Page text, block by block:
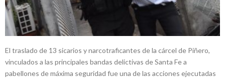
El traslado de 13 sicarios y narcotraficantes de la cárcel de Piñero,
vinculados a las principales bandas delictivas de Santa Fe a
pabellones de máxima seguridad fue una de las acciones ejecutadas